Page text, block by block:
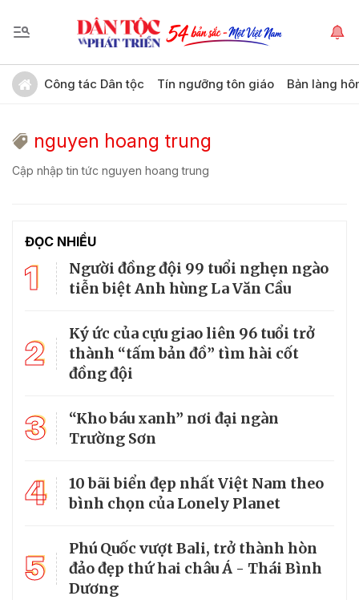
Công tác Dân tộc Tín ngưỡng tôn giáo Bản làng
nguyen hoang trung
Cập nhập tin tức nguyen hoang trung
ĐỌC NHIỀU
1
Người đồng đội 99 tuổi nghẹn ngào
tiễn biệt Anh hùng La Văn Cầu
2
Ký ức của cựu giao liên 96 tuổi trở
thành “tấm bản đồ” tìm hài cốt
đồng đội
3
“Kho báu xanh” nơi đại ngàn
Trường Sơn
4
10 bãi biển đẹp nhất Việt Nam theo
bình chọn của Lonely Planet
5
Phú Quốc vượt Bali, trở thành hòn
đảo đẹp thứ hai châu Á - Thái Bình
Dương